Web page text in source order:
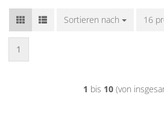
Sortieren nach
Sortieren nach 16
pro
1
1 bis 10 (von